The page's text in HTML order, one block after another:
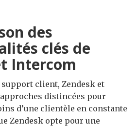
des
clés de
Intercom
client, Zendesk et
distincées pour
d’une clientèle en constante
Zendesk opte pour une